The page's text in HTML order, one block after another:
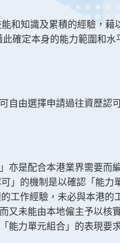
和知識及累積的經驗，藉
確定本身的能力範圍和水
自由選擇申請過往資歷認
亦是配合本港業界需要而
」的機制是以確認「能力
工作經驗，未必與本港的
又未能由本地僱主予以核
能力單元組合」的表現要